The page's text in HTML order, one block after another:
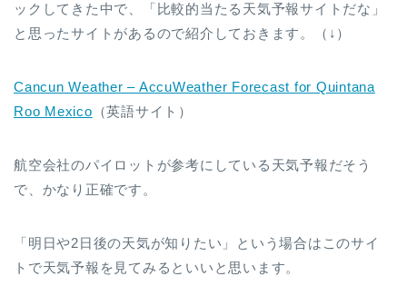
ックしてきた中で、「比較的当たる天気予報サイトだな」
と思ったサイトがあるので紹介しておきます。（↓）
Cancun Weather – AccuWeather Forecast for Quintana
Roo Mexico （英語サイト）
航空会社のパイロットが参考にしている天気予報だそう
で、かなり正確です。
「明日や2日後の天気が知りたい」という場合はこのサイ
トで天気予報を見てみるといいと思います。